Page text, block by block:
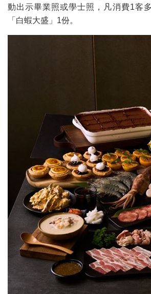
動出示畢業照或學士照，凡消費1客
「白蝦大盛」1份。